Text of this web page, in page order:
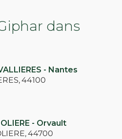
dans
- Nantes
44100
- Orvault
44700